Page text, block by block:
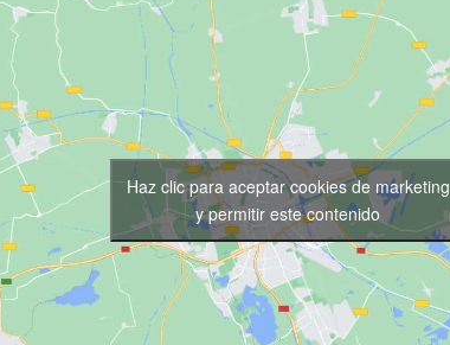
Haz clic para aceptar cookies de marketing
y permitir este contenido